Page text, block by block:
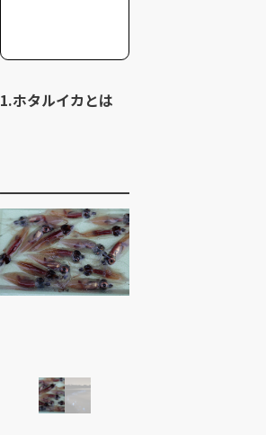
1.ホタルイカとは